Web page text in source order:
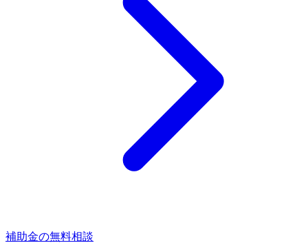
補助金の無料相談